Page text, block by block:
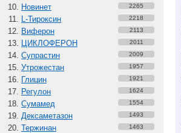
Новинет 2265
L-Тироксин 2218
Виферон 2113
ЦИКЛОФЕРОН 2011
Супрастин 2009
Утрожестан 1957
Глицин 1921
Регулон 1624
Сумамед 1554
Дексаметазон 1493
Тержинан 1463